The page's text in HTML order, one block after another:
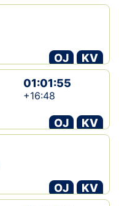
OJ
KV
01:01:55
+16:48
OJ
KV
OJ
KV